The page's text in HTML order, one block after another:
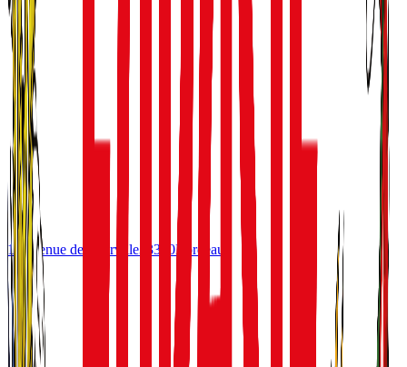
10 avenue de Tourville33300Bordeaux